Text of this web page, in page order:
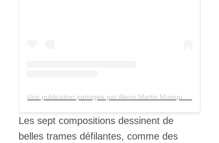
Une publication partagée par Alexis Martin Musique (@alexismartin_musique)
Les sept compositions dessinent de
belles trames défilantes, comme des